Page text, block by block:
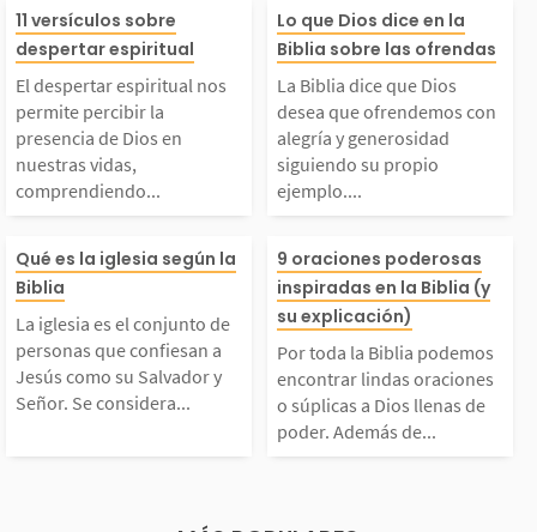
¡Recuerda que el S
está contigo y su
Santo mora e
judías
nocida
la Fiesta de
as...
despertar espiritua
permite percibir
presencia de Dios e
nuestras vidas, com
clarament
lo que él desea de n
Este es un fav
11 versículos sobre
despertar espiritual
El despertar espiritual nos
permite percibir la
presencia de Dios en
nuestras vidas,
comprendiendo...
La Biblia dice
os desea que
mos con
erosidad
propio
da a todos
mente sin
ar a nadie»...
Lo que Dios dice en la
Biblia sobre las ofrendas
La Biblia dice que Dios
desea que ofrendemos con
alegría y generosidad
siguiendo su propio
ejemplo....
iglesia es el conjun
de personas que co
a Jesús como
Salvador y Señor. S
considera parte de l
Qué es la iglesia según la
Biblia
La iglesia es el conjunto de
personas que confiesan a
Jesús como su Salvador y
Señor. Se considera...
Por toda la
emos
oraciones o
Dios llenas de
9 oraciones poderosas
inspiradas en la Biblia (y
su explicación)
Por toda la Biblia podemos
encontrar lindas oraciones
o súplicas a Dios llenas de
poder. Además de...